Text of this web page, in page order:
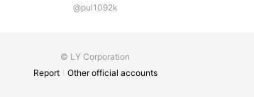
@pul1092k
© LY Corporation
Report
Other official accounts